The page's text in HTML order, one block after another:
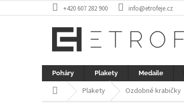
na
+420 607 282 900 info@etrofeje.cz
Poháry Plakety Medaile
Domů Plakety Ozdobné krabičky